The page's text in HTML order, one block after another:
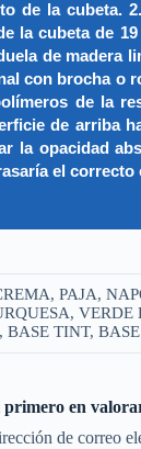
la cubeta.
la cubeta de
de madera
con brocha o
de la
de arriba
la opacidad
el
PAJA,
TINT, BASE
primero en
de correo